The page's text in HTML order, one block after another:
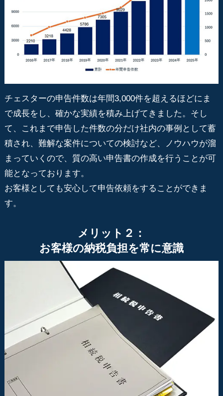
チェスターの申告件数は年間3,000件を超えるほどにま
で成長をし、確かな実績を積み上げてきました。そし
て、これまで申告した件数の分だけ社内の事例として蓄
積され、難解な案件についての検討など、ノウハウが溜
まっていくので、質の高い申告書の作成を行うことが可
能となっております。
お客様としても安心して申告依頼をすることができま
す。
メリット２：
お客様の納税負担を常に意識